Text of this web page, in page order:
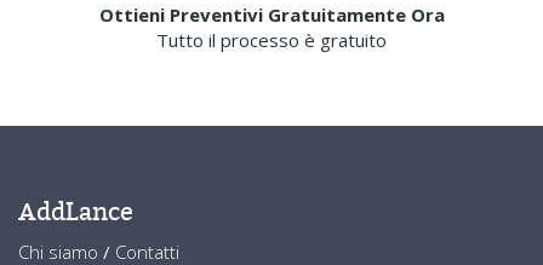
Ottieni Preventivi Gratuitamente Ora
Tutto il processo è gratuito
AddLance
Chi siamo / Contatti